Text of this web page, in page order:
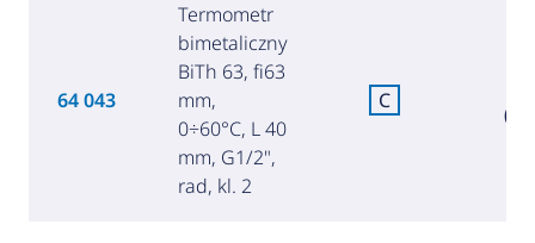
64 043
Termometr
bimetaliczny
BiTh 63, fi63
mm,
0÷60°C, L 40
mm, G1/2",
rad, kl. 2
C